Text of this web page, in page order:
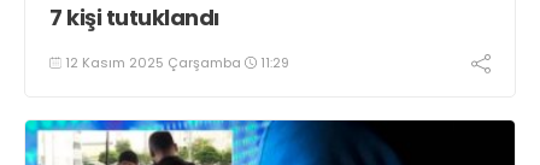
7 kişi tutuklandı
12 Kasım 2025 Çarşamba 11:29